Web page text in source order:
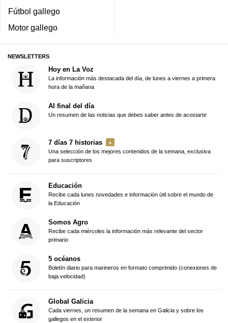
Fútbol gallego
Motor gallego
NEWSLETTERS
Hoy en La Voz
La información más destacada del día, de lunes a viernes a primera
hora de la mañana
Al final del día
Un resumen de las noticias que debes saber antes de acostarte
7 días 7 historias
Una selección de los mejores contenidos de la semana, exclusiva
para suscriptores
Educación
Recibe cada lunes novedades e información útil sobre el mundo de
la Educación
Somos Agro
Recibe cada miércoles la información más relevante del sector
primario
5 océanos
Boletín diario para marineros en formato comprimido (conexiones de
baja velocidad)
Global Galicia
Cada viernes, un resumen de la semana en Galicia y sobre los
gallegos en el exterior